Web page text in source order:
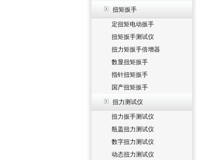
扭矩扳手
定扭矩电动扳手
扭矩扳手测试仪
扭力矩扳手倍增器
数显扭矩扳手
指针扭矩扳手
国产扭矩扳手
扭力测试仪
扭力扳手测试仪
瓶盖扭力测试仪
数字扭力测试仪
动态扭力测试仪